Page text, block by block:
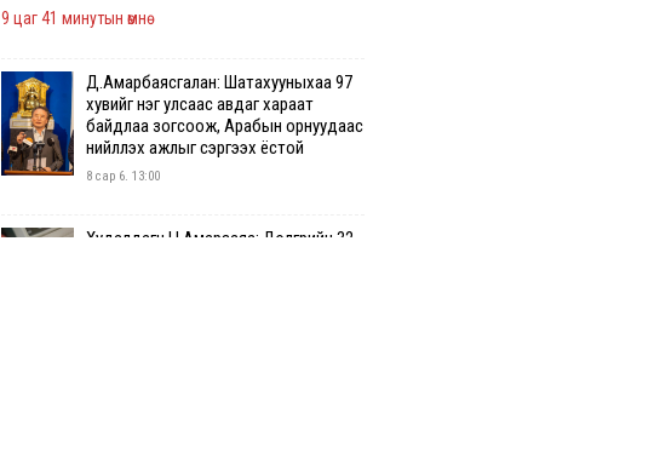
9 цаг 41 минутын өмнө
Д.Амарбаясгалан: Шатахууныхаа 97
хувийг нэг улсаас авдаг хараат
байдлаа зогсоож, Арабын орнуудаас
нийлүүлэх ажлыг сэргээх ёстой
8 сар 6. 13:00
Худалдагч Н.Амарзаяа: Дэлгүүрийн 32